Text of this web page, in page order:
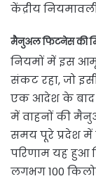
केंद्रीय
मैनुअल फिटनेस की
नियमों में इस
संकट रहा, जो
एक आदेश के बाद
में वाहनों की
समय पूरे प्रदेश में
परिणाम यह हुआ
लगभग 100